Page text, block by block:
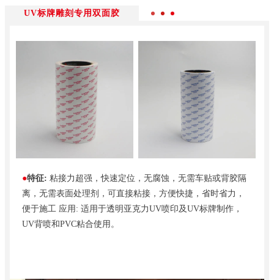
UV标牌雕刻专用双面胶
●特征: 粘接力超强，快速定位，无腐蚀，无需车贴或背胶隔
离，无需表面处理剂，可直接粘接，方便快捷，省时省力，
便于施工 应用: 适用于透明亚克力UV喷印及UV标牌制作，
UV背喷和PVC粘合使用。